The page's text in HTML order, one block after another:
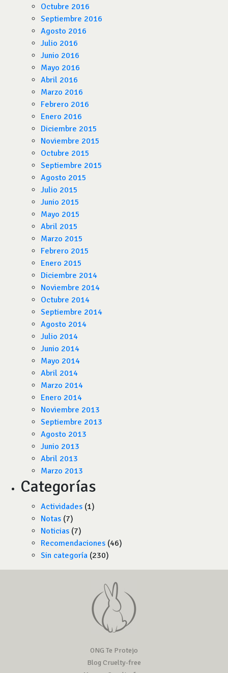
Octubre 2016
Septiembre 2016
Agosto 2016
Julio 2016
Junio 2016
Mayo 2016
Abril 2016
Marzo 2016
Febrero 2016
Enero 2016
Diciembre 2015
Noviembre 2015
Octubre 2015
Septiembre 2015
Agosto 2015
Julio 2015
Junio 2015
Mayo 2015
Abril 2015
Marzo 2015
Febrero 2015
Enero 2015
Diciembre 2014
Noviembre 2014
Octubre 2014
Septiembre 2014
Agosto 2014
Julio 2014
Junio 2014
Mayo 2014
Abril 2014
Marzo 2014
Enero 2014
Noviembre 2013
Septiembre 2013
Agosto 2013
Junio 2013
Abril 2013
Marzo 2013
Categorías
Actividades (1)
Notas (7)
Noticias (7)
Recomendaciones (46)
Sin categoría (230)
ONG Te Protejo
Blog Cruelty-free